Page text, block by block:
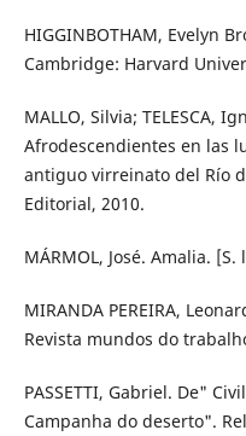
HIGGINBOTHAM, Evelyn
Cambridge: Harvard
MALLO, Silvia; TELESCA,
Afrodescendientes en las
antiguo virreinato del Río
Editorial, 2010.
MÁRMOL, José. Amalia.
MIRANDA PEREIRA,
Revista mundos do
PASSETTI, Gabriel. De"
Campanha do deserto".